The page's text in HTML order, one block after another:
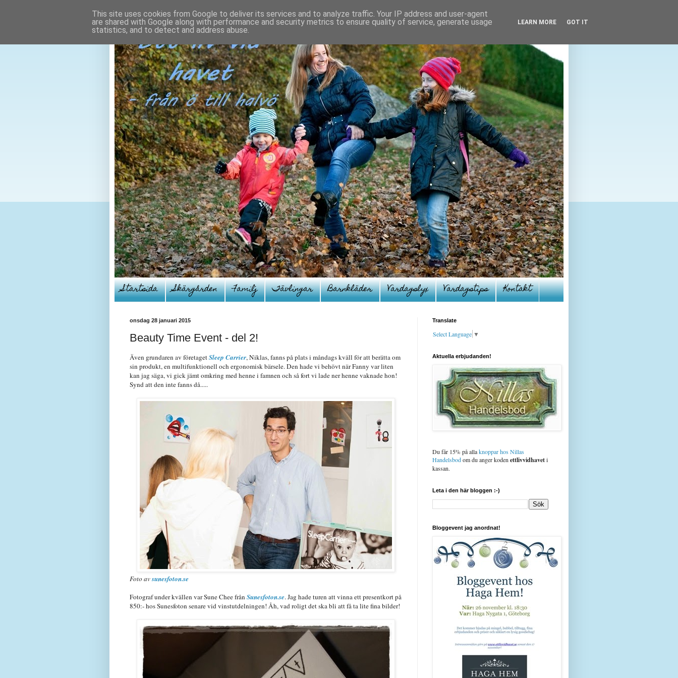
Startsida Skärgården Familj Tävlingar Barnkläder Vardagslyx Vardagstips Kontakt
onsdag 28 januari 2015
Beauty Time Event - del 2!
Även grundaren av företagetSleep Carrier, Niklas, fanns på plats i måndags kväll för att berätta om
sin produkt, en multifunktionell och ergonomisk bärsele. Den hade vi behövt när Fanny var liten
kan jag säga, vi gick jämt omkring med henne i famnen och så fort vi lade ner henne vaknade hon!
Synd att den inte fanns då.....
Foto avsunesfoton.se
Fotograf under kvällen var Sune Chee från Sunesfoton.se. Jag hade turen att vinna ett presentkort på
850:- hos Sunesfoton senare vid vinstutdelningen! Åh, vad roligt det ska bli att få ta lite fina bilder!
Translate
Select Language ▼
Aktuella erbjudanden!
Du får 15% på allaknoppar hos Nillas
Handelsbodom du anger koden ettlivvidhaveti
kassan.
Leta i den här bloggen :-)
Bloggevent jag anordnat!
This site uses cookies from Google to deliver its services and to analyze traffic. Your IP address and user-agent
are shared with Google along with performance and security metrics to ensure quality of service, generate usage
statistics, and to detect and address abuse.
LEARN MORE GOT IT